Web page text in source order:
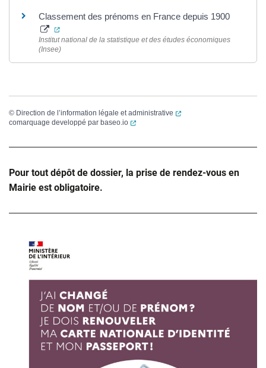
Classement des prénoms en France depuis 1900
(ouverture dans un nouvel onglet)
Institut national de la statistique et des études économiques
(Insee)
© Direction de l’information légale et administrative
(ouverture dans un
comarquage developpé par baseo.io (ouverture dans un nouvel onglet)
Pour tout dépôt de dossier, la prise de rendez-vous en
Mairie est obligatoire.